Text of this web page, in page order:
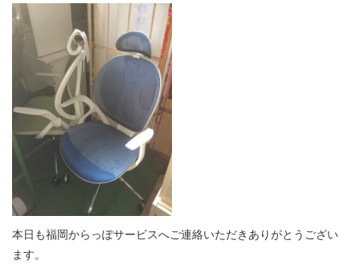
本日も福岡からっぽサービスへご連絡いただきありがとうござい
ます。